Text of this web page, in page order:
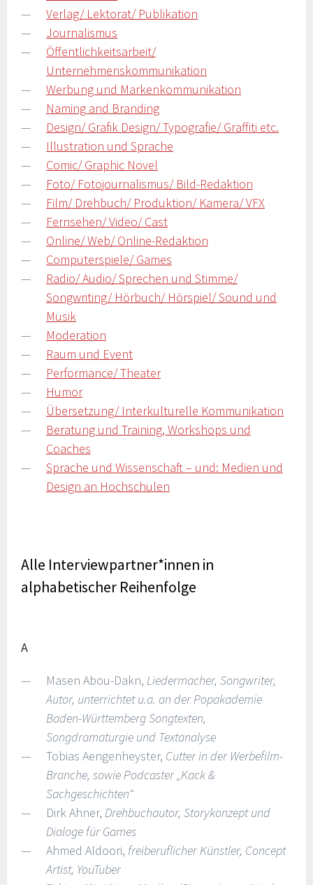
Verlag/ Lektorat/ Publikation
Journalismus
Öffentlichkeitsarbeit/
Unternehmenskommunikation
Werbung und Markenkommunikation
Naming and Branding
Design/ Grafik Design/ Typografie/ Graffiti etc.
Illustration und Sprache
Comic/ Graphic Novel
Foto/ Fotojournalismus/ Bild-Redaktion
Film/ Drehbuch/ Produktion/ Kamera/ VFX
Fernsehen/ Video/ Cast
Online/ Web/ Online-Redaktion
Computerspiele/ Games
Radio/ Audio/ Sprechen und Stimme/
Songwriting/ Hörbuch/ Hörspiel/ Sound und
Musik
Moderation
Raum und Event
Performance/ Theater
Humor
Übersetzung/ Interkulturelle Kommunikation
Beratung und Training, Workshops und
Coaches
Sprache und Wissenschaft – und: Medien und
Design an Hochschulen
Alle Interviewpartner*innen in
alphabetischer Reihenfolge
A
Masen Abou-Dakn, Liedermacher, Songwriter,
Autor, unterrichtet u.a. an der Popakademie
Baden-Württemberg Songtexten,
Songdramaturgie und Textanalyse
Tobias Aengenheyster, Cutter in der Werbefilm-
Branche, sowie Podcaster „Kack &
Sachgeschichten“
Dirk Ahner, Drehbuchautor, Storykonzept und
Dialoge für Games
Ahmed Aldoori, freiberuflicher Künstler, Concept
Artist, YouTuber